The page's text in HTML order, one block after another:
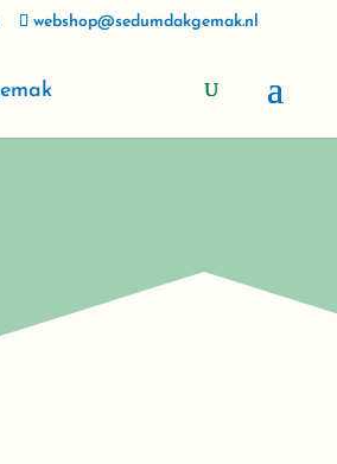
webshop@sedumdakgemak.nl